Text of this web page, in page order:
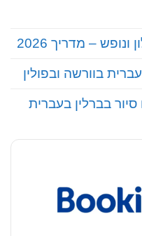
– מדריך 2026